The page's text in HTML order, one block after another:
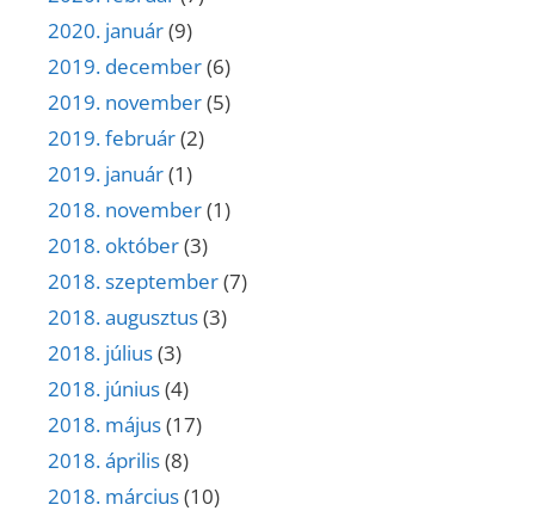
2020. január(9)
2019. december(6)
2019. november(5)
2019. február(2)
2019. január(1)
2018. november(1)
2018. október(3)
2018. szeptember(7)
2018. augusztus(3)
2018. július(3)
2018. június(4)
2018. május(17)
2018. április(8)
2018. március(10)